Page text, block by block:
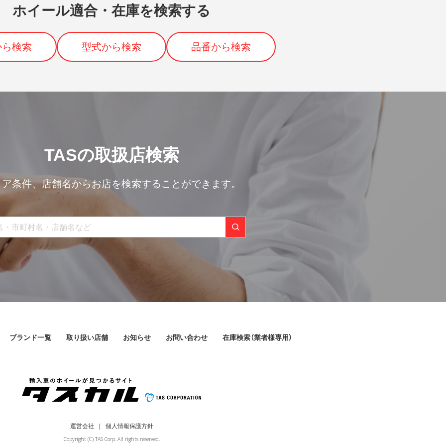
ホイール適合・在庫を検索する
検索 型式から検索 品番から検索
TASの取扱店検索
条件、店舗名からお店を検索することができます。
ブランド一覧 取り扱い店舗 お知らせ お問い合わせ 在庫検索（業者様専用）
運営会社
個人情報保護方針
Copyright (C) TAS Corp. All rights reserved.